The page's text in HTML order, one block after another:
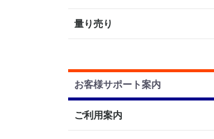
量り売り
お客様サポート案内
ご利用案内